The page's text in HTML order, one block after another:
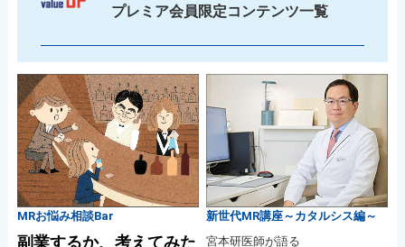
プレミア会員限定コンテンツ一覧
MRお悩み相談Bar
副業するか、考えてみた
新世代MR講座～カタルシス編～
宮本研医師が語る